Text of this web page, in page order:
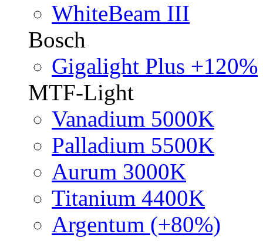
WhiteBeam III
Bosch
Gigalight Plus +120%
MTF-Light
Vanadium 5000K
Palladium 5500K
Aurum 3000K
Titanium 4400K
Argentum (+80%)